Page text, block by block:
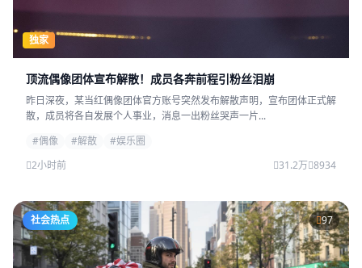
独家
顶流偶像团体宣布解散！成员各奔前程引粉丝泪崩
昨日深夜，某当红偶像团体官方账号突然发布解散声明，宣布团体正式解
散，成员将各自发展个人事业，消息一出粉丝哭声一片...
#偶像
#解散
#娱乐圈
2小时前
31.2万 8934
社会热点 97